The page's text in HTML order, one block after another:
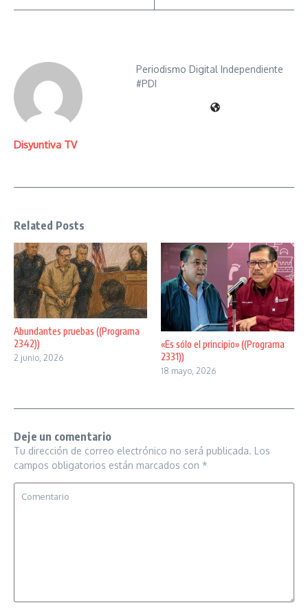
Disyuntiva TV
Periodismo Digital Independiente
#PDI
Related Posts
Abundantes pruebas ((Programa
2342))
2 junio, 2026
«Es sólo el principio» ((Programa
2331))
18 mayo, 2026
Deje un comentario
Tu dirección de correo electrónico no será publicada. Los
campos obligatorios están marcados con *